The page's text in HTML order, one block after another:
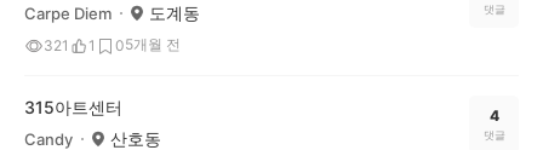
Carpe Diem 도계동
321 1 05개월 전
댓글
315아트센터
Candy 산호동
4
댓글